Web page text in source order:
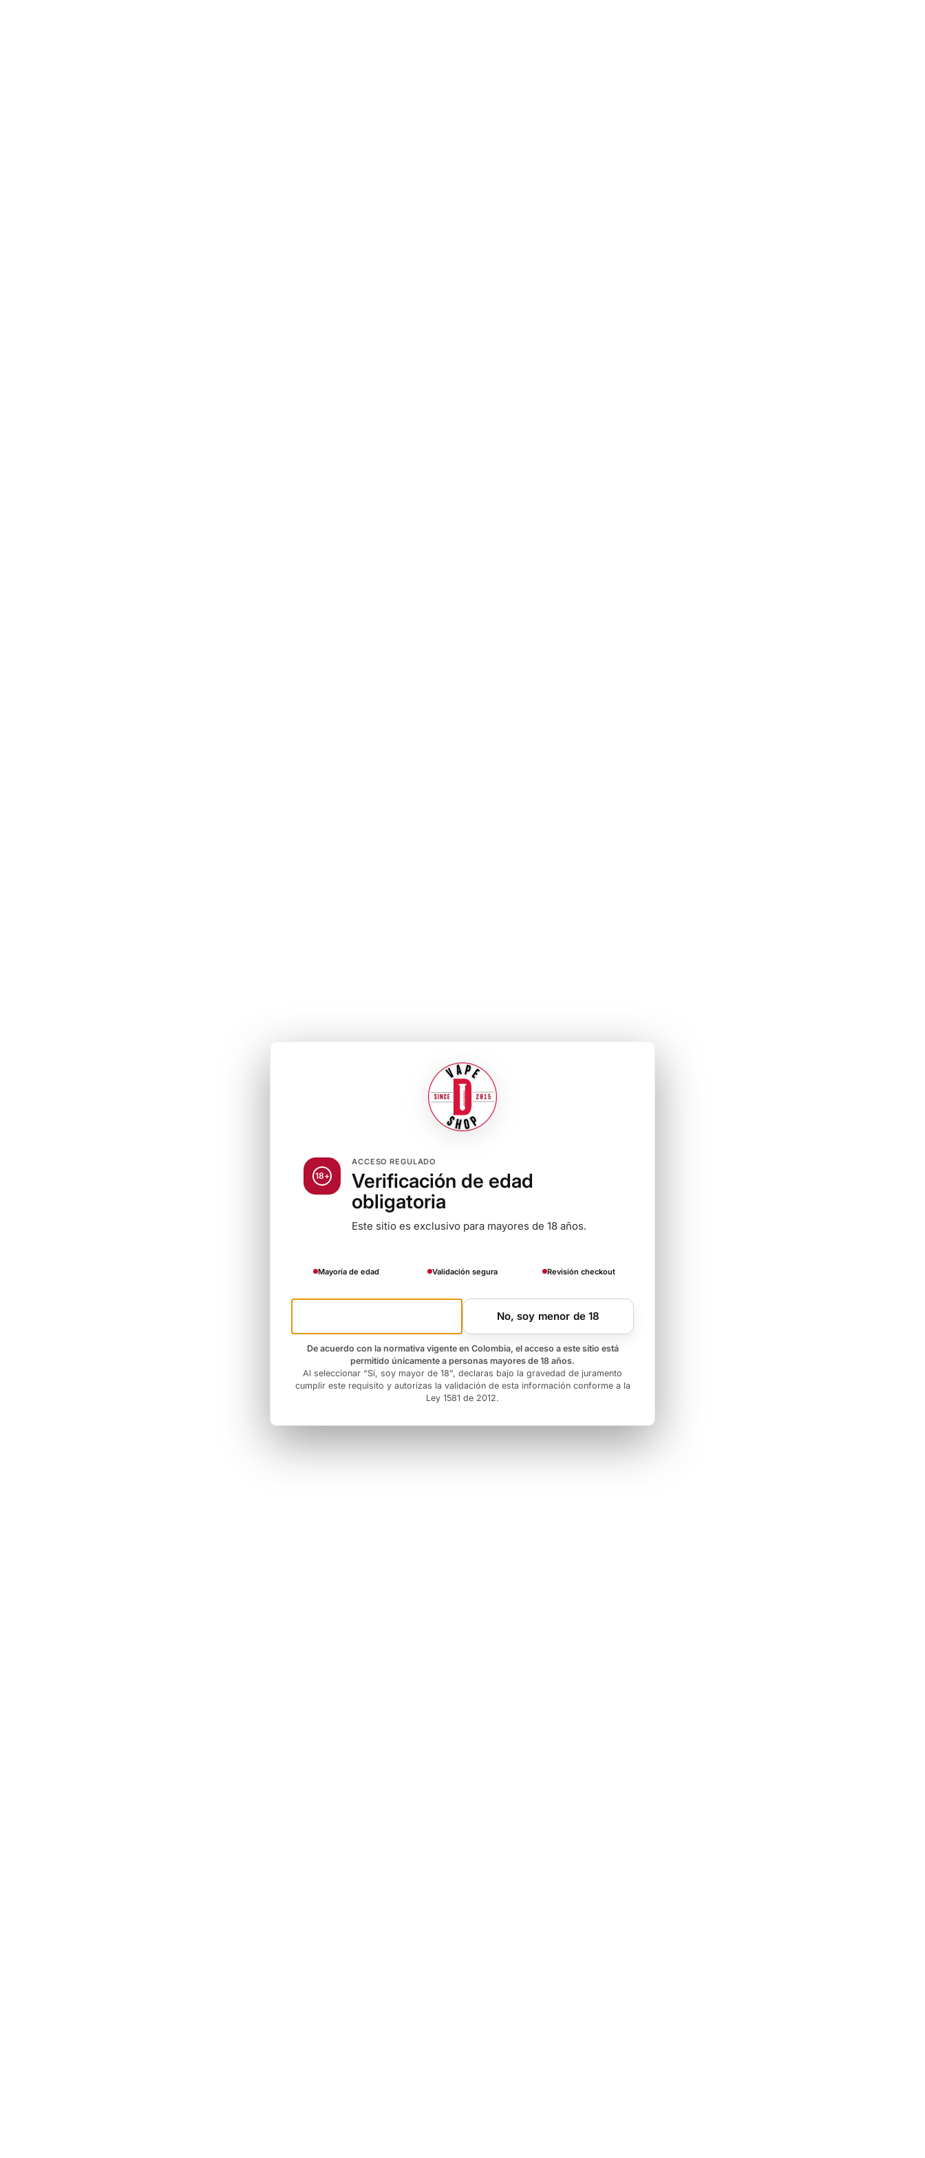
18+
ACCESO REGULADO
Verificación de edad
obligatoria
Este sitio es exclusivo para mayores de 18 años.
Mayoría de edad Validación segura Revisión checkout
No, soy menor de 18
De acuerdo con la normativa vigente en Colombia, el acceso a este sitio está
permitido únicamente a personas mayores de 18 años.
Al seleccionar “Sí, soy mayor de 18”, declaras bajo la gravedad de juramento
cumplir este requisito y autorizas la validación de esta información conforme a la
Ley 1581 de 2012.